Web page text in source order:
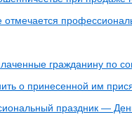
отмечается
гражданину по
о принесенной им
праздник —